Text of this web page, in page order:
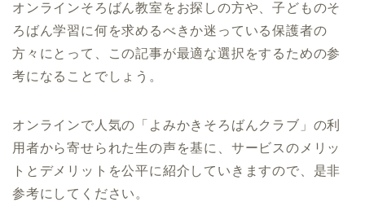
オンラインそろばん教室をお探しの方や、子どものそ
ろばん学習に何を求めるべきか迷っている保護者の
方々にとって、この記事が最適な選択をするための参
考になることでしょう。
オンラインで人気の「よみかきそろばんクラブ」の利
用者から寄せられた生の声を基に、サービスのメリッ
トとデメリットを公平に紹介していきますので、是非
参考にしてください。